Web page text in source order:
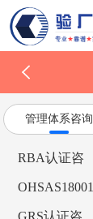
管理体系咨询
RBA认证咨
询
OHSAS18001
认证咨询
GRS认证咨